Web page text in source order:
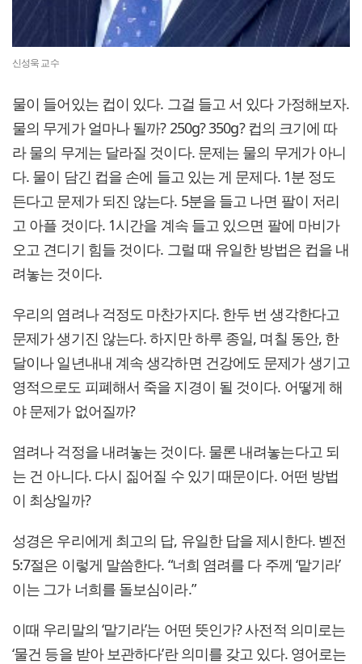
신성욱 교수
물이 들어있는 컵이 있다. 그걸 들고 서 있다 가정해보자.
물의 무게가 얼마나 될까? 250g? 350g? 컵의 크기에 따
라 물의 무게는 달라질 것이다. 문제는 물의 무게가 아니
다. 물이 담긴 컵을 손에 들고 있는 게 문제다. 1분 정도
든다고 문제가 되진 않는다. 5분을 들고 나면 팔이 저리
고 아플 것이다. 1시간을 계속 들고 있으면 팔에 마비가
오고 견디기 힘들 것이다. 그럴 때 유일한 방법은 컵을 내
려놓는 것이다.
우리의 염려나 걱정도 마찬가지다. 한두 번 생각한다고
문제가 생기진 않는다. 하지만 하루 종일, 며칠 동안, 한
달이나 일년내내 계속 생각하면 건강에도 문제가 생기고
영적으로도 피폐해서 죽을 지경이 될 것이다. 어떻게 해
야 문제가 없어질까?
염려나 걱정을 내려놓는 것이다. 물론 내려놓는다고 되
는 건 아니다. 다시 짊어질 수 있기 때문이다. 어떤 방법
이 최상일까?
성경은 우리에게 최고의 답, 유일한 답을 제시한다. 벧전
5:7절은 이렇게 말씀한다. “너희 염려를 다 주께 ‘맡기라’
이는 그가 너희를 돌보심이라.”
이때 우리말의 ‘맡기라’는 어떤 뜻인가? 사전적 의미로는
‘물건 등을 받아 보관하다’란 의미를 갖고 있다. 영어로는